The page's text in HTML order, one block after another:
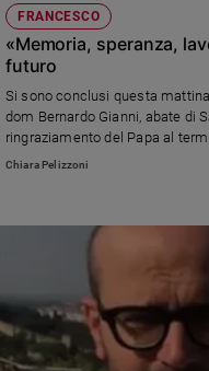
FRANCESCO
«Memoria, speranza,
futuro
Si sono conclusi questa
dom Bernardo Gianni, abate di
ringraziamento del Papa al
benedettino, ha "pennellato"
Chiara Pelizzoni